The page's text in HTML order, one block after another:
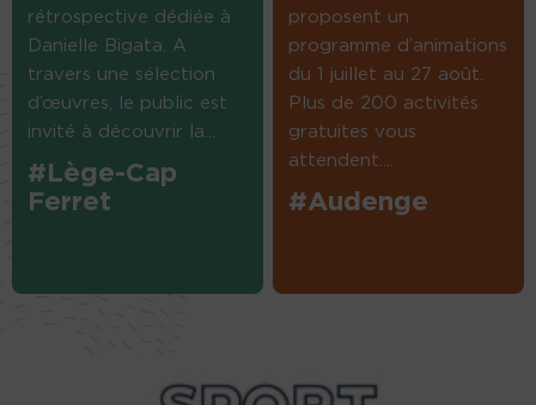
rétrospective dédiée à
Danielle Bigata. A
travers une sélection
d’œuvres, le public est
invité à découvrir la...
#Lège-Cap
Ferret
proposent un
programme d’animations
du 1 juillet au 27 août.
Plus de 200 activités
gratuites vous
attendent....
#Audenge